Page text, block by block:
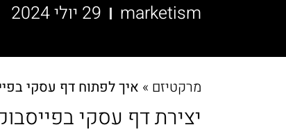
marketism 29 יולי 2024
מרקטיזם » איך לפתוח דף עסקי
יצירת דף עסקי